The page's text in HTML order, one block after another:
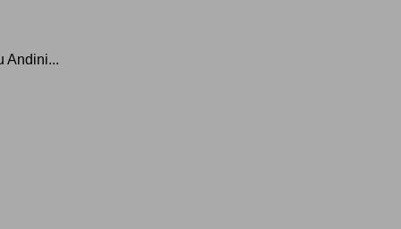
Andini...